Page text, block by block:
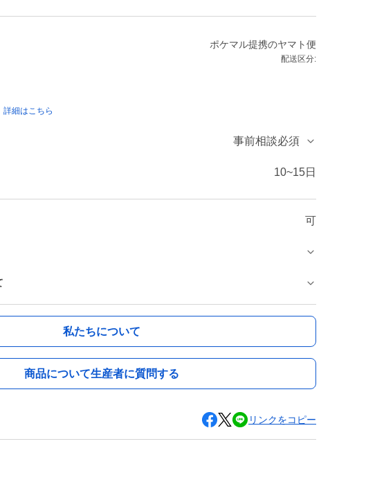
ポケマル提携のヤマト便
配送区分:
細はこちら
事前相談必須
10~15日
可
私たちについて
商品について生産者に質問する
リンクをコピー